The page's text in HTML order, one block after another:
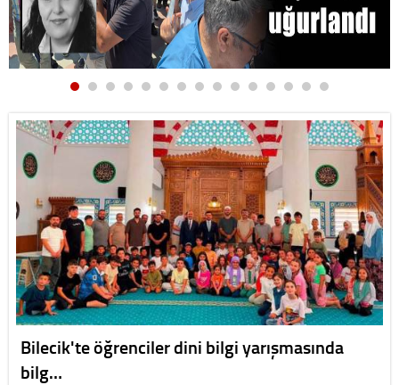
Bilecik'te öğrenciler dini bilgi yarışmasında
bilg…